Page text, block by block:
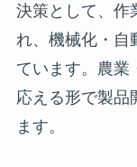
決策として、作
れ、機械化・自
ています。農業
応える形で製品
ます。